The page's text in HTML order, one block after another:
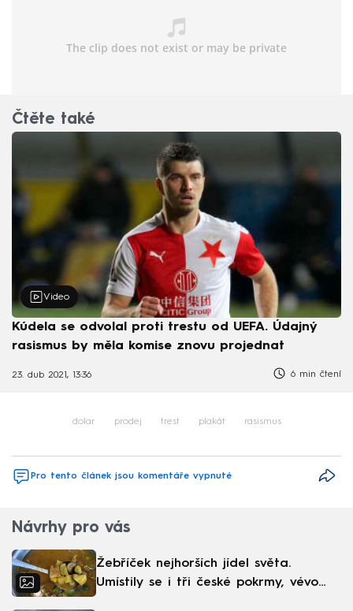
Čtěte také
Video
Kúdela se odvolal proti trestu od UEFA. Údajný
rasismus by měla komise znovu projednat
23. dub 2021, 13:36 6 min čtení
dolar prodej trest plakát rasismus
Pro tento článek jsou komentáře vypnuté
Návrhy pro vás
Žebříček nejhorších jídel světa.
Umístily se i tři české pokrmy, vévodí